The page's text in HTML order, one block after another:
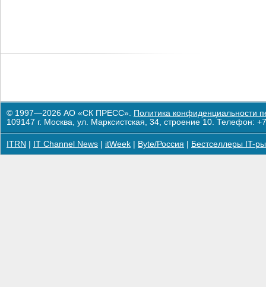
© 1997—2026 АО «СК ПРЕСС». Политика конфиденциальности
109147 г. Москва, ул. Марксистская, 34, строение 10. Телефон:
ITRN IT Channel News itWeek Byte/Россия Бестселлеры IT-